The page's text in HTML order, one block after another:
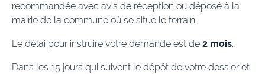
recommandée avec avis de réception ou déposé à la
mairie de la commune où se situe le terrain.
Le délai pour instruire votre demande est de 2 mois.
Dans les 15 jours qui suivent le dépôt de votre dossier et